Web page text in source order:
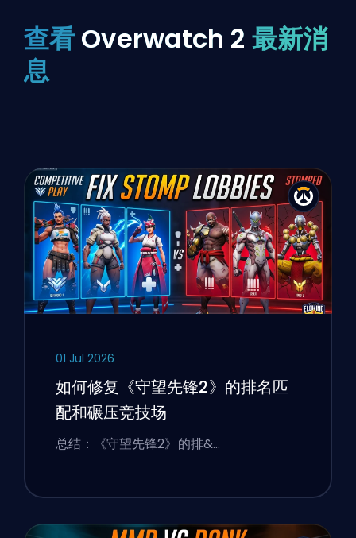
查看 Overwatch 2 最新消
息
01 Jul 2026
如何修复《守望先锋2》的排名匹
配和碾压竞技场
总结：《守望先锋2》的排&…